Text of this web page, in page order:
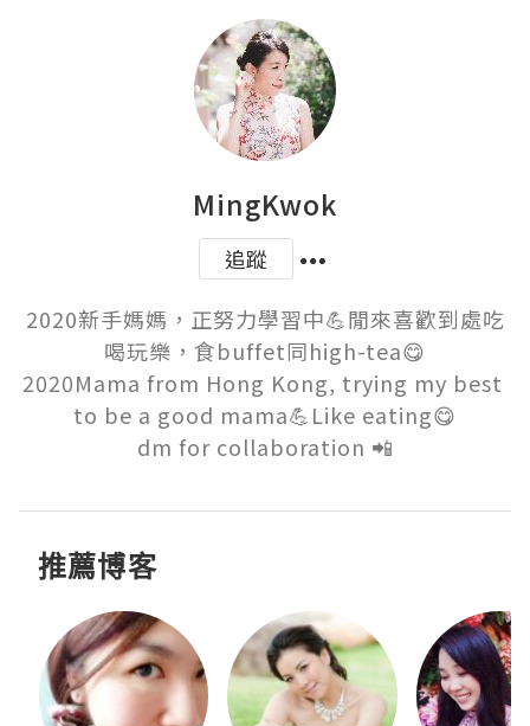
MingKwok
追蹤
2020新手媽媽，正努力學習中💪閒來喜歡到處吃
喝玩樂，食buffet同high-tea😋
2020Mama from Hong Kong, trying my best
to be a good mama💪Like eating😋
dm for collaboration 📲
推薦博客